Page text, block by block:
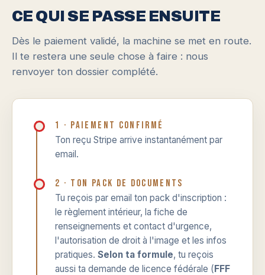
CE QUI SE PASSE ENSUITE
Dès le paiement validé, la machine se met en route.
Il te restera une seule chose à faire : nous
renvoyer ton dossier complété.
1 · Paiement confirmé
Ton reçu Stripe arrive instantanément par
email.
2 · Ton pack de documents
Tu reçois par email ton pack d'inscription :
le règlement intérieur, la fiche de
renseignements et contact d'urgence,
l'autorisation de droit à l'image et les infos
pratiques. Selon ta formule, tu reçois
aussi ta demande de licence fédérale (FFF